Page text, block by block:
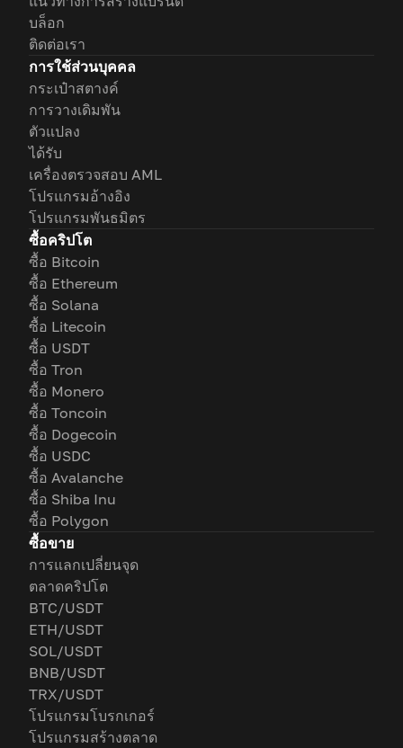
บล็อก
ติดต่อเรา
การใช้ส่วนบุคคล
กระเป๋าสตางค์
การวางเดิมพัน
ตัวแปลง
ได้รับ
เครื่องตรวจสอบ AML
โปรแกรมอ้างอิง
โปรแกรมพันธมิตร
ซื้อคริปโต
ซื้อ Bitcoin
ซื้อ Ethereum
ซื้อ Solana
ซื้อ Litecoin
ซื้อ USDT
ซื้อ Tron
ซื้อ Monero
ซื้อ Toncoin
ซื้อ Dogecoin
ซื้อ USDC
ซื้อ Avalanche
ซื้อ Shiba Inu
ซื้อ Polygon
ซื้อขาย
การแลกเปลี่ยนจุด
ตลาดคริปโต
BTC/USDT
ETH/USDT
SOL/USDT
BNB/USDT
TRX/USDT
โปรแกรมโบรกเกอร์
โปรแกรมสร้างตลาด